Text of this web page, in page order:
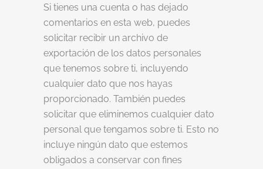
Si tienes una cuenta o has dejado
comentarios en esta web, puedes
solicitar recibir un archivo de
exportación de los datos personales
que tenemos sobre ti, incluyendo
cualquier dato que nos hayas
proporcionado. También puedes
solicitar que eliminemos cualquier dato
personal que tengamos sobre ti. Esto no
incluye ningún dato que estemos
obligados a conservar con fines